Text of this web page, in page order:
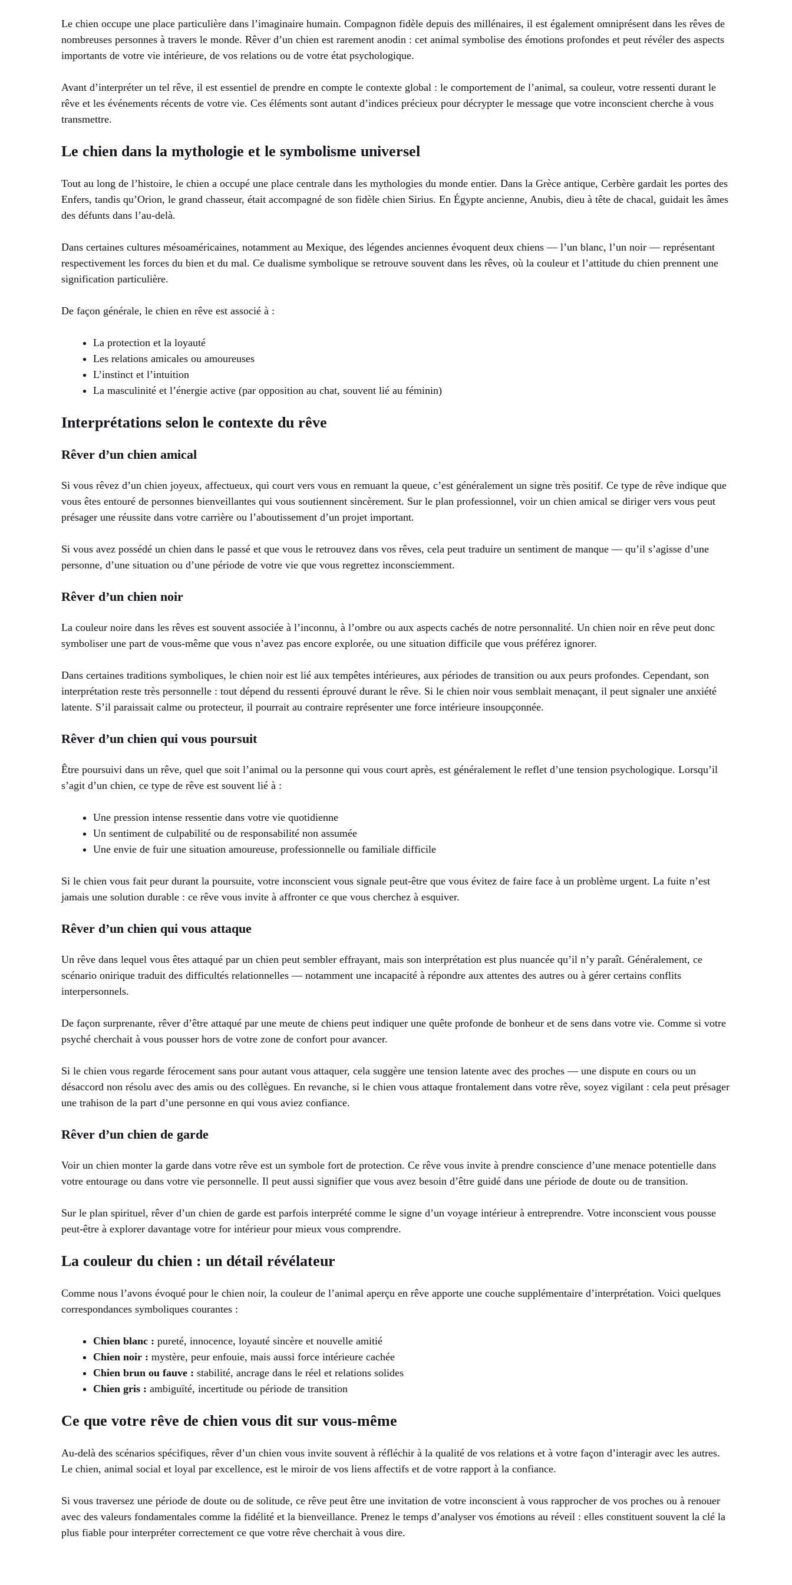
Le chien occupe une place particulière dans l’imaginaire humain. Compagnon fidèle depuis des millénaires, il est également omniprésent dans les rêves de
nombreuses personnes à travers le monde. Rêver d’un chien est rarement anodin : cet animal symbolise des émotions profondes et peut révéler des aspects
importants de votre vie intérieure, de vos relations ou de votre état psychologique.
Avant d’interpréter un tel rêve, il est essentiel de prendre en compte le contexte global : le comportement de l’animal, sa couleur, votre ressenti durant le
rêve et les événements récents de votre vie. Ces éléments sont autant d’indices précieux pour décrypter le message que votre inconscient cherche à vous
transmettre.
Le chien dans la mythologie et le symbolisme universel
Tout au long de l’histoire, le chien a occupé une place centrale dans les mythologies du monde entier. Dans la Grèce antique, Cerbère gardait les portes des
Enfers, tandis qu’Orion, le grand chasseur, était accompagné de son fidèle chien Sirius. En Égypte ancienne, Anubis, dieu à tête de chacal, guidait les âmes
des défunts dans l’au-delà.
Dans certaines cultures mésoaméricaines, notamment au Mexique, des légendes anciennes évoquent deux chiens — l’un blanc, l’un noir — représentant
respectivement les forces du bien et du mal. Ce dualisme symbolique se retrouve souvent dans les rêves, où la couleur et l’attitude du chien prennent une
signification particulière.
De façon générale, le chien en rêve est associé à :
La protection et la loyauté
Les relations amicales ou amoureuses
L’instinct et l’intuition
La masculinité et l’énergie active (par opposition au chat, souvent lié au féminin)
Interprétations selon le contexte du rêve
Rêver d’un chien amical
Si vous rêvez d’un chien joyeux, affectueux, qui court vers vous en remuant la queue, c’est généralement un signe très positif. Ce type de rêve indique que
vous êtes entouré de personnes bienveillantes qui vous soutiennent sincèrement. Sur le plan professionnel, voir un chien amical se diriger vers vous peut
présager une réussite dans votre carrière ou l’aboutissement d’un projet important.
Si vous avez possédé un chien dans le passé et que vous le retrouvez dans vos rêves, cela peut traduire un sentiment de manque — qu’il s’agisse d’une
personne, d’une situation ou d’une période de votre vie que vous regrettez inconsciemment.
Rêver d’un chien noir
La couleur noire dans les rêves est souvent associée à l’inconnu, à l’ombre ou aux aspects cachés de notre personnalité. Un chien noir en rêve peut donc
symboliser une part de vous-même que vous n’avez pas encore explorée, ou une situation difficile que vous préférez ignorer.
Dans certaines traditions symboliques, le chien noir est lié aux tempêtes intérieures, aux périodes de transition ou aux peurs profondes. Cependant, son
interprétation reste très personnelle : tout dépend du ressenti éprouvé durant le rêve. Si le chien noir vous semblait menaçant, il peut signaler une anxiété
latente. S’il paraissait calme ou protecteur, il pourrait au contraire représenter une force intérieure insoupçonnée.
Rêver d’un chien qui vous poursuit
Être poursuivi dans un rêve, quel que soit l’animal ou la personne qui vous court après, est généralement le reflet d’une tension psychologique. Lorsqu’il
s’agit d’un chien, ce type de rêve est souvent lié à :
Une pression intense ressentie dans votre vie quotidienne
Un sentiment de culpabilité ou de responsabilité non assumée
Une envie de fuir une situation amoureuse, professionnelle ou familiale difficile
Si le chien vous fait peur durant la poursuite, votre inconscient vous signale peut-être que vous évitez de faire face à un problème urgent. La fuite n’est
jamais une solution durable : ce rêve vous invite à affronter ce que vous cherchez à esquiver.
Rêver d’un chien qui vous attaque
Un rêve dans lequel vous êtes attaqué par un chien peut sembler effrayant, mais son interprétation est plus nuancée qu’il n’y paraît. Généralement, ce
scénario onirique traduit des difficultés relationnelles — notamment une incapacité à répondre aux attentes des autres ou à gérer certains conflits
interpersonnels.
De façon surprenante, rêver d’être attaqué par une meute de chiens peut indiquer une quête profonde de bonheur et de sens dans votre vie. Comme si votre
psyché cherchait à vous pousser hors de votre zone de confort pour avancer.
Si le chien vous regarde férocement sans pour autant vous attaquer, cela suggère une tension latente avec des proches — une dispute en cours ou un
désaccord non résolu avec des amis ou des collègues. En revanche, si le chien vous attaque frontalement dans votre rêve, soyez vigilant : cela peut présager
une trahison de la part d’une personne en qui vous aviez confiance.
Rêver d’un chien de garde
Voir un chien monter la garde dans votre rêve est un symbole fort de protection. Ce rêve vous invite à prendre conscience d’une menace potentielle dans
votre entourage ou dans votre vie personnelle. Il peut aussi signifier que vous avez besoin d’être guidé dans une période de doute ou de transition.
Sur le plan spirituel, rêver d’un chien de garde est parfois interprété comme le signe d’un voyage intérieur à entreprendre. Votre inconscient vous pousse
peut-être à explorer davantage votre for intérieur pour mieux vous comprendre.
La couleur du chien : un détail révélateur
Comme nous l’avons évoqué pour le chien noir, la couleur de l’animal aperçu en rêve apporte une couche supplémentaire d’interprétation. Voici quelques
correspondances symboliques courantes :
Chien blanc : pureté, innocence, loyauté sincère et nouvelle amitié
Chien noir : mystère, peur enfouie, mais aussi force intérieure cachée
Chien brun ou fauve : stabilité, ancrage dans le réel et relations solides
Chien gris : ambiguïté, incertitude ou période de transition
Ce que votre rêve de chien vous dit sur vous-même
Au-delà des scénarios spécifiques, rêver d’un chien vous invite souvent à réfléchir à la qualité de vos relations et à votre façon d’interagir avec les autres.
Le chien, animal social et loyal par excellence, est le miroir de vos liens affectifs et de votre rapport à la confiance.
Si vous traversez une période de doute ou de solitude, ce rêve peut être une invitation de votre inconscient à vous rapprocher de vos proches ou à renouer
avec des valeurs fondamentales comme la fidélité et la bienveillance. Prenez le temps d’analyser vos émotions au réveil : elles constituent souvent la clé la
plus fiable pour interpréter correctement ce que votre rêve cherchait à vous dire.